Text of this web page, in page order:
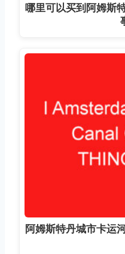
哪里可以买到阿姆斯
阿姆斯特丹城市卡运